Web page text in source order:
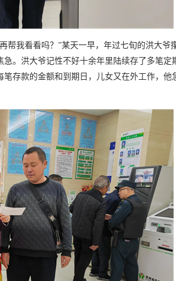
帮我看看吗？”某天一早，年过七旬的洪大爷
。洪大爷记性不好十余年里陆续存了多笔定
存款的金额和到期日，儿女又在外工作，他